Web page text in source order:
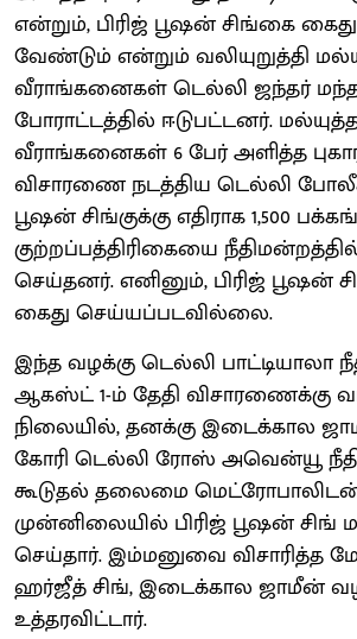
என்றும், பிரிஜ் பூஷன் சிங்கை
வேண்டும் என்றும் வலியுறுத்தி
வீராங்கனைகள் டெல்லி ஜந்தர்
போராட்டத்தில் ஈடுபட்டனர்.
வீராங்கனைகள் 6 பேர் அளித்த
விசாரணை நடத்திய டெல்லி
பூஷன் சிங்குக்கு எதிராக 1,500
குற்றப்பத்திரிகையை
செய்தனர். எனினும், பிரிஜ் பூஷன்
கைது செய்யப்படவில்லை.
இந்த வழக்கு டெல்லி பாட்டியாலா
ஆகஸ்ட் 1-ம் தேதி விசாரணைக்கு
நிலையில், தனக்கு இடைக்கால
கோரி டெல்லி ரோஸ் அவென்யூ
கூடுதல் தலைமை
முன்னிலையில் பிரிஜ் பூஷன் சிங்
செய்தார். இம்மனுவை விசாரித்த
ஹர்ஜீத் சிங், இடைக்கால ஜாமீன்
உத்தரவிட்டார்.